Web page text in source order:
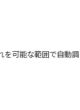
を可能な範囲で自動調